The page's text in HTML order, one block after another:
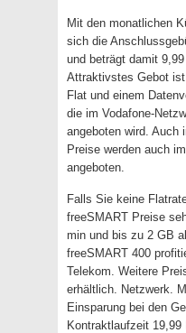
Mit den monatlichen
sich die
und beträgt damit
Attraktivstes Gebot
Flat und einem
die im Vodafone-
angeboten wird. Auch
Preise werden auch
angeboten.
Falls Sie keine
freeSMART Preise
min und bis zu 2 GB
freeSMART 400
Telekom. Weitere
erhältlich. Netzwerk.
Einsparung bei den
Kontraktlaufzeit